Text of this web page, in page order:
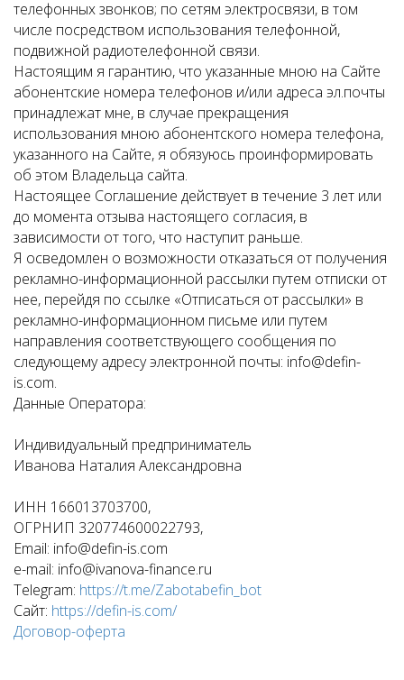
телефонных звонков; по сетям электросвязи, в том
числе посредством использования телефонной,
подвижной радиотелефонной связи.
Настоящим я гарантию, что указанные мною на Сайте
абонентские номера телефонов и/или адреса эл.почты
принадлежат мне, в случае прекращения
использования мною абонентского номера телефона,
указанного на Сайте, я обязуюсь проинформировать
об этом Владельца сайта.
Настоящее Соглашение действует в течение 3 лет или
до момента отзыва настоящего согласия, в
зависимости от того, что наступит раньше.
Я осведомлен о возможности отказаться от получения
рекламно-информационной рассылки путем отписки от
нее, перейдя по ссылке «Отписаться от рассылки» в
рекламно-информационном письме или путем
направления соответствующего сообщения по
следующему адресу электронной почты: info@defin-
is.com.
Данные Оператора:
Индивидуальный предприниматель
Иванова Наталия Александровна
ИНН 166013703700,
ОГРНИП 320774600022793,
Email: info@defin-is.com
e-mail: info@ivanova-finance.ru
Telegram: https://t.me/Zabotabefin_bot
Сайт: https://defin-is.com/
Договор-оферта